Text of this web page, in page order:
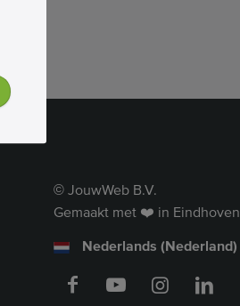
© JouwWeb B.V.
Gemaakt met ❤️ in Eindhoven
Nederlands (Nederland)